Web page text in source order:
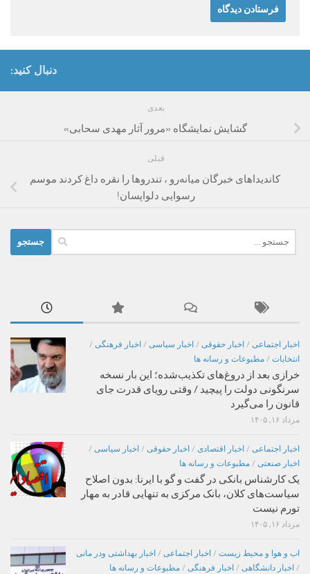
دنبال کنید:
بعدی
گشایش نمایشگاه «مرور آثار مهدی سحابی»
قبلی
کاندیداهای خبرگان میانه‌رو ، تندروها را نقره داغ کردند موسم
رسوایی دلواپسان!
برای:
اخبار اجتماعی / اخبار حقوقی / اخبار سیاسی / اخبار فرهنگی /
انتخابات / مطبوعات و رسانه ها
خرازی بعد از دروغ‌های تکذیب‌شده؛ این بار نسخه
سرنگونی دولت را پیچید / وقتی رویای قدرت جای
قانون را می‌گیرد
مرداد ۱۶, ۱۴۰۵
اخبار اجتماعی / اخبار اقتصادی / اخبار حقوقی / اخبار سیاسی /
اخبار صنعتی / مطبوعات و رسانه ها
یک کارشناس بانکی در گفت و گو با ایرنا: بدون اصلاح
سیاست‌های کلان، بانک مرکزی به تنهایی قادر به مهار
تورم نیست
مرداد ۱۶, ۱۴۰۵
اب و هوا و محیط زیست / اخبار اجتماعی / اخبار بهداشتی ودر مانی
/ اخبار دانشگاهی / اخبار فرهنگی / مطبوعات و رسانه ها